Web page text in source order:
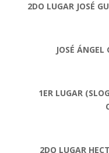
2DO LUGAR JOSÉ
JOSÉ
1ER LUGAR
2DO LUGAR